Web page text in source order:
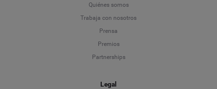
Quiénes somos
Trabaja con nosotros
Prensa
Premios
Partnerships
Legal